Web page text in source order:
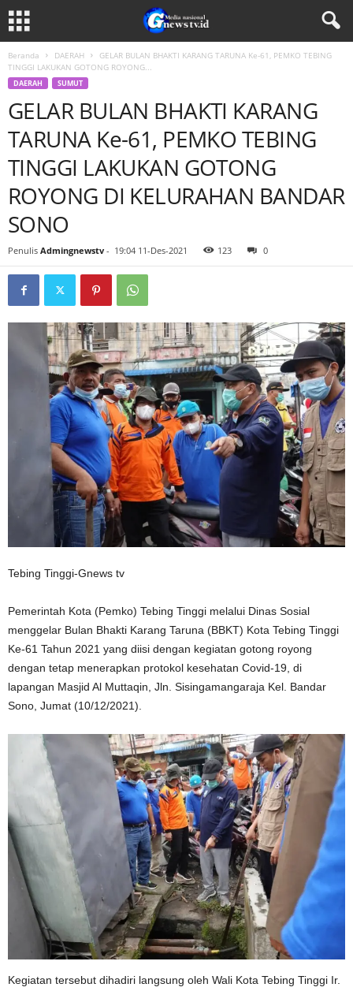
Beranda DAERAH
GELAR BULAN BHAKTI KARANG TARUNA Ke-61, PEMKO TEBING
TINGGI LAKUKAN GOTONG ROYONG...
DAERAH SUMUT
GELAR BULAN BHAKTI KARANG
TARUNA Ke-61, PEMKO TEBING
TINGGI LAKUKAN GOTONG
ROYONG DI KELURAHAN BANDAR
SONO
Penulis Admingnewstv - 19:04 11-Des-2021 123 0
Tebing Tinggi-Gnews tv
Pemerintah Kota (Pemko) Tebing Tinggi melalui Dinas Sosial
menggelar Bulan Bhakti Karang Taruna (BBKT) Kota Tebing Tinggi
Ke-61 Tahun 2021 yang diisi dengan kegiatan gotong royong
dengan tetap menerapkan protokol kesehatan Covid-19, di
lapangan Masjid Al Muttaqin, Jln. Sisingamangaraja Kel. Bandar
Sono, Jumat (10/12/2021).
Kegiatan tersebut dihadiri langsung oleh Wali Kota Tebing Tinggi Ir.